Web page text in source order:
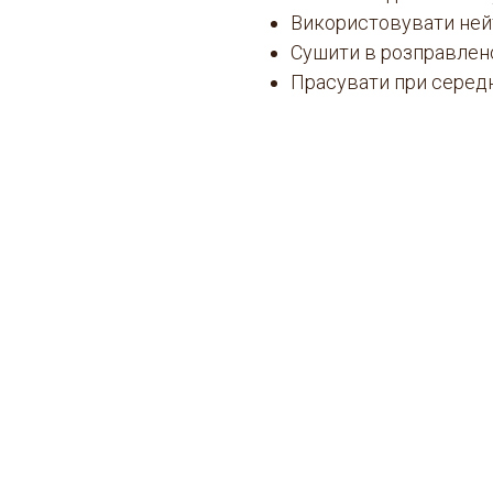
Використовувати
Сушити в
Прасувати при